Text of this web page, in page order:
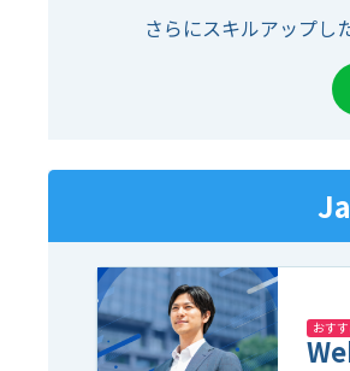
さらにスキルアップし
おす